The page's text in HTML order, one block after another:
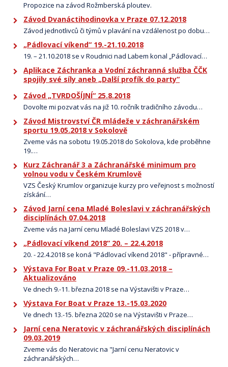
Propozice na závod Rožmberská ploutev.
Závod Dvanáctihodinovka v Praze 07.12.2018
Závod jednotlivců či týmů v plavání na vzdálenost po dobu…
„Pádlovací víkend“ 19.-21.10.2018
19. – 21.10.2018 se v Roudnici nad Labem konal „Pádlovací…
Aplikace Záchranka a Vodní záchranná služba ČČK
spojily své síly aneb „Další profík do party“
Závod „TVRDOŠÍJNÍ“ 25.8.2018
Dovolte mi pozvat vás na již 10. ročník tradičního závodu…
Závod Mistrovství ČR mládeže v záchranářském
sportu 19.05.2018 v Sokolově
Zveme vás na sobotu 19.05.2018 do Sokolova, kde proběhne
19.…
Kurz Záchranář 3 a Záchranářské minimum pro
volnou vodu v Českém Krumlově
VZS Český Krumlov organizuje kurzy pro veřejnost s možností
získání…
Závod Jarní cena Mladé Boleslavi v záchranářských
disciplínách 07.04.2018
Zveme vás na Jarní cenu Mladé Boleslavi VZS 2018 v…
„Pádlovací víkend 2018“ 20. – 22.4.2018
20. - 22.4.2018 se koná "Pádlovací víkend 2018" - přípravné…
Výstava For Boat v Praze 09.-11.03.2018 –
Aktualizováno
Ve dnech 9.-11. března 2018 se na Výstavišti v Praze…
Výstava For Boat v Praze 13.-15.03.2020
Ve dnech 13.-15. března 2020 se na Výstavišti v Praze…
Jarní cena Neratovic v záchranářských disciplínách
09.03.2019
Zveme vás do Neratovic na "Jarní cenu Neratovic v
záchranářských…